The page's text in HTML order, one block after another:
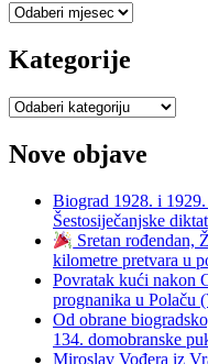
Sve
Kategorije
Kategorije
Nove objave
Biograd 1928. i
Šestosiječanjske
Sretan rođendan,
kilometre pretvara u
Povratak kući nakon
prognanika u Polaču
Od obrane
134. domobranske
Miroslav Vođera iz